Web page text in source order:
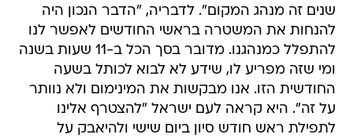
שנים זה מנהג המקום". לדבריה, "הדבר הנכון היה
להנחות את המשטרה בראשי החודשים לאפשר לנו
להתפלל כמנהגנו. מדובר בסך הכל ב-11 שעות בשנה
ומי שזה מפריע לו, שידע לא לבוא לכותל בשעה
החודשית הזו. אנו מבקשות את המינימום ולא נוותר
על זה". היא קראה לעם ישראל "להצטרף אלינו
לתפילת ראש חודש סיון ביום שישי ולהיאבק על